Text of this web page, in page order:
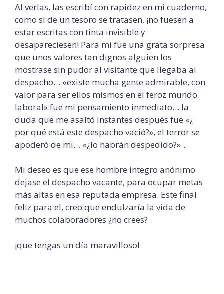
Al verlas, las escribí con rapidez en mi cuaderno,
como si de un tesoro se tratasen, ¡no fuesen a
estar escritas con tinta invisible y
desapareciesen! Para mi fue una grata sorpresa
que unos valores tan dignos alguien los
mostrase sin pudor al visitante que llegaba al
despacho… «existe mucha gente admirable, con
valor para ser ellos mismos en el feroz mundo
laboral» fue mi pensamiento inmediato… la
duda que me asaltó instantes después fue «¿
por qué está este despacho vació?», el terror se
apoderó de mi… «¿lo habrán despedido?»…
Mi deseo es que ese hombre integro anónimo
dejase el despacho vacante, para ocupar metas
más altas en esa reputada empresa. Este final
feliz para el, creo que endulzaría la vida de
muchos colaboradores ¿no crees?
¡que tengas un día maravilloso!